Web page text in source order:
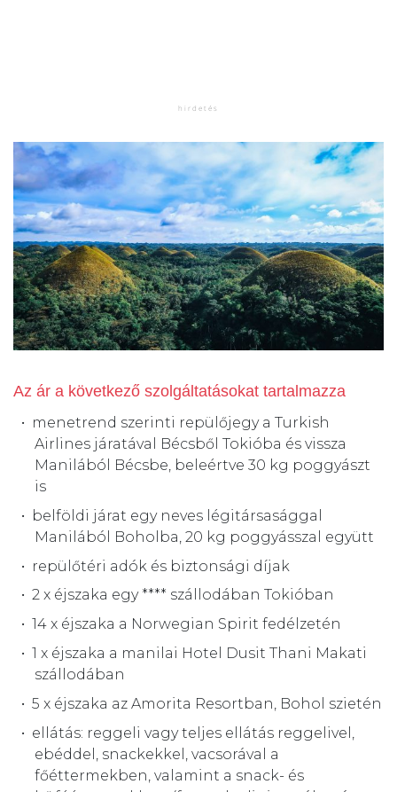
Az ár a következő szolgáltatásokat tartalmazza
menetrend szerinti repülőjegy a Turkish
Airlines járatával Bécsből Tokióba és vissza
Manilából Bécsbe, beleértve 30 kg poggyászt
is
belföldi járat egy neves légitársasággal
Manilából Boholba, 20 kg poggyásszal együtt
repülőtéri adók és biztonsági díjak
2 x éjszaka egy **** szállodában Tokióban
14 x éjszaka a Norwegian Spirit fedélzetén
1 x éjszaka a manilai Hotel Dusit Thani Makati
szállodában
5 x éjszaka az Amorita Resortban, Bohol szietén
ellátás: reggeli vagy teljes ellátás reggelivel,
ebéddel, snackekkel, vacsorával a
főéttermekben, valamint a snack- és